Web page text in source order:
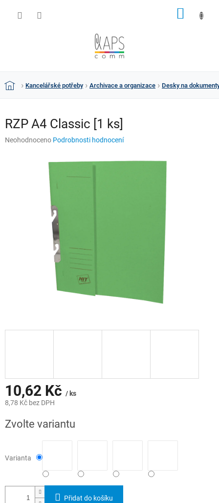
DomůKancelářské potřeby Archivace a organizace Desky na
RZP A4 Classic [1 ks]
Průměrné
Neohodnoceno Podrobnosti hodnocení
10,62 Kč / ks
8,78 Kč bez DPH
cena:
Zvolte variantu
Varianta
Přidat do košíku